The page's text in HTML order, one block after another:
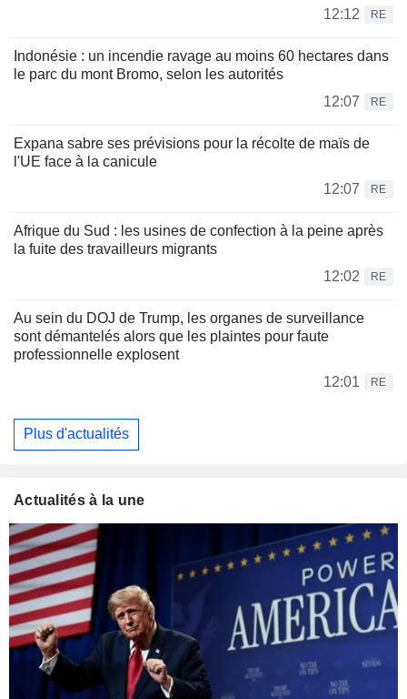
12:12 RE
Indonésie : un incendie ravage au moins 60 hectares dans
le parc du mont Bromo, selon les autorités
12:07
RE
Expana sabre ses prévisions pour la récolte de maïs de
l'UE face à la canicule
12:07
RE
Afrique du Sud : les usines de confection à la peine après
la fuite des travailleurs migrants
12:02
RE
Au sein du DOJ de Trump, les organes de surveillance
sont démantelés alors que les plaintes pour faute
professionnelle explosent
12:01
RE
Plus d'actualités
Actualités à la une